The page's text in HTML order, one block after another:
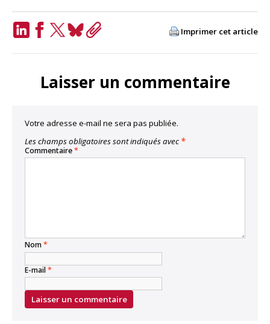
Imprimer cet article
Laisser un commentaire
Votre adresse e-mail ne sera pas publiée.
Les champs obligatoires sont indiqués avec *
Commentaire*
Nom*
E-mail*